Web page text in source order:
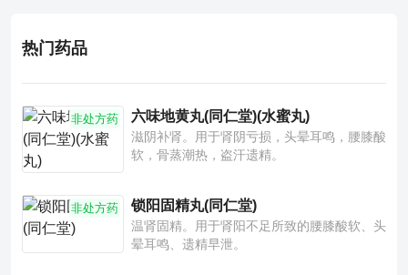
热门药品
非处方药 六味地黄丸(同仁堂)(水蜜丸)
滋阴补肾。用于肾阴亏损，头晕耳鸣，腰膝酸
软，骨蒸潮热，盗汗遗精。
非处方药 锁阳固精丸(同仁堂)
温肾固精。用于肾阳不足所致的腰膝酸软、头
晕耳鸣、遗精早泄。